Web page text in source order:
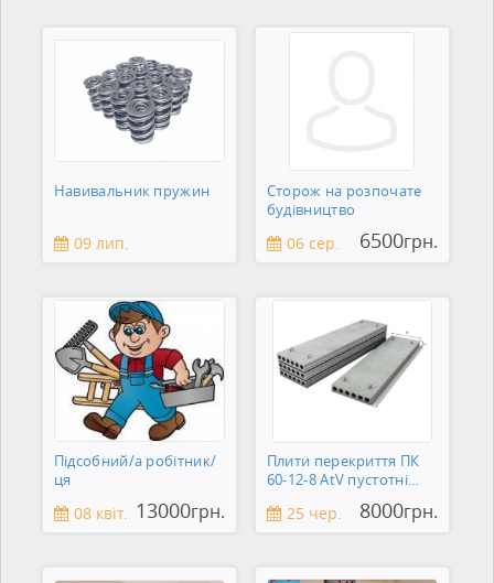
Навивальник пружин
09 лип.
Сторож на розпочате
будівництво
06 сер. 6500грн.
Підсобний/а робітник/
ця
08 квіт. 13000грн.
Плити перекриття ПК
60-12-8 AtV пустотні
25 чер. 8000грн.